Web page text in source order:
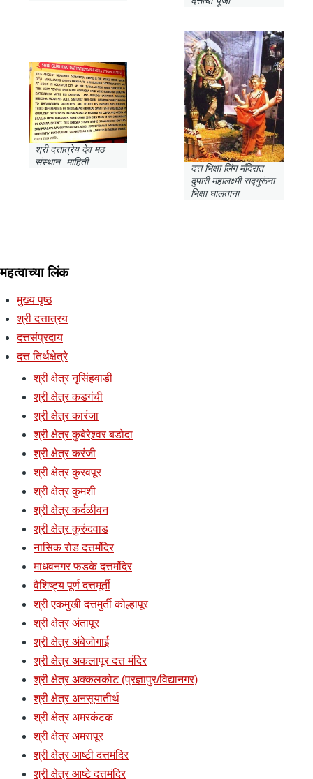
श्री दत्तात्रेय देव मठ
संस्थान माहिती
दत्त भिक्षा लिंग मंदिरात
दुपारी महालक्ष्मी सद्गुरूंना
भिक्षा घालताना
महत्वाच्या लिंक
मुख्य पृष्ठ
श्री दत्तात्रय
दत्तसंप्रदाय
दत्त तिर्थक्षेत्रे
श्री क्षेत्र नृसिंहवाडी
श्री क्षेत्र कडगंची
श्री क्षेत्र कारंजा
श्री क्षेत्र कुबेरेश्र्वर बडोदा
श्री क्षेत्र करंजी
श्री क्षेत्र कुरवपूर
श्री क्षेत्र कुमशी
श्री क्षेत्र कर्दळीवन
श्री क्षेत्र कुरुंदवाड
नासिक रोड दत्तमंदिर
माधवनगर फडके दत्तमंदिर
वैशिष्ट्य पूर्ण दत्तमूर्ती
श्री एकमुखी दत्तमुर्ती कोल्हापूर
श्री क्षेत्र अंतापूर
श्री क्षेत्र अंबेजोगाई
श्री क्षेत्र अकलापूर दत्त मंदिर
श्री क्षेत्र अक्कलकोट (प्रज्ञापुर/विद्यानगर)
श्री क्षेत्र अनसूयातीर्थ
श्री क्षेत्र अमरकंटक
श्री क्षेत्र अमरापूर
श्री क्षेत्र आष्टी दत्तमंदिर
श्री क्षेत्र आष्टे दत्तमंदिर